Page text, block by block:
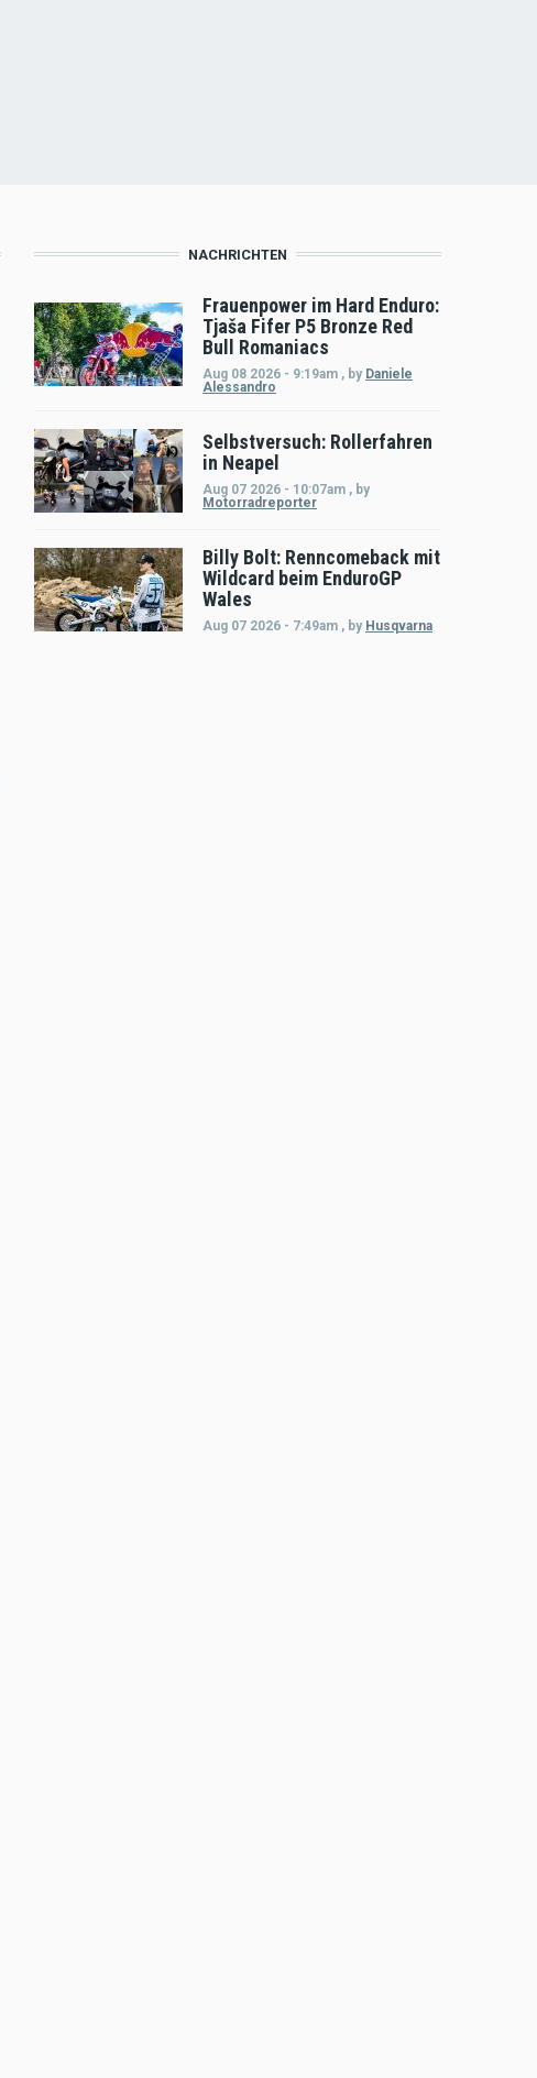
NACHRICHTEN
Frauenpower im Hard Enduro:
Tjaša Fifer P5 Bronze Red
Bull Romaniacs
Aug 08 2026 - 9:19am , by Daniele
Alessandro
Selbstversuch: Rollerfahren
in Neapel
Aug 07 2026 - 10:07am , by
Motorradreporter
Billy Bolt: Renncomeback mit
Wildcard beim EnduroGP
Wales
Aug 07 2026 - 7:49am , by Husqvarna